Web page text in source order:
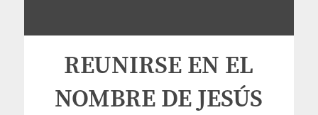
REUNIRSE EN EL
NOMBRE DE JESÚS